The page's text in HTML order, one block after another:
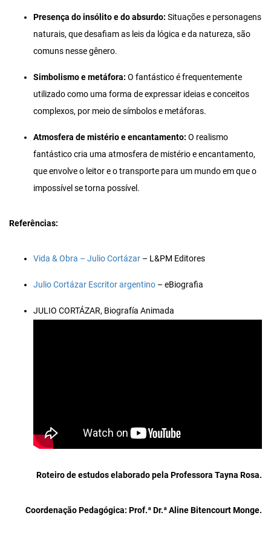
Presença do insólito e do absurdo: Situações e personagens
naturais, que desafiam as leis da lógica e da natureza, são
comuns nesse gênero.
Simbolismo e metáfora: O fantástico é frequentemente
utilizado como uma forma de expressar ideias e conceitos
complexos, por meio de símbolos e metáforas.
Atmosfera de mistério e encantamento: O realismo
fantástico cria uma atmosfera de mistério e encantamento,
que envolve o leitor e o transporte para um mundo em que o
impossível se torna possível.
Referências:
Vida & Obra – Julio Cortázar – L&PM Editores
Julio Cortázar Escritor argentino – eBiografia
JULIO CORTÁZAR, Biografía Animada
Roteiro deestudos elaborado pela Professora Tayna Rosa.
Coordenação Pedagógica: Prof.ª Dr.ª Aline Bitencourt Monge.